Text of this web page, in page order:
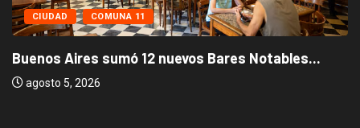
CIUDAD COMUNA 11
Buenos Aires sumó 12 nuevos Bares Notables...
agosto 5, 2026